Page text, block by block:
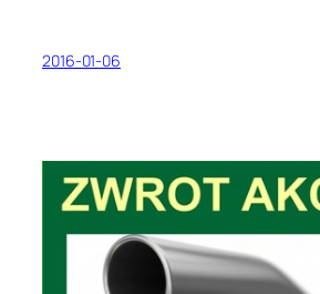
2016-01-06